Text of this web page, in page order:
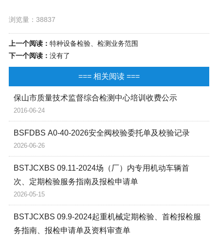
浏览量：38837
上一个阅读： 特种设备检验、检测业务范围
下一个阅读： 没有了
=== 相关阅读 ===
保山市质量技术监督综合检测中心培训收费公示
2016-06-24
BSFDBS A0-40-2026安全阀校验委托单及校验记录
2026-06-26
BSTJCXBS 09.11-2024场（厂）内专用机动车辆首
次、定期检验服务指南及报检申请单
2026-05-15
BSTJCXBS 09.9-2024起重机械定期检验、首检报检服
务指南、报检申请单及资料审查单